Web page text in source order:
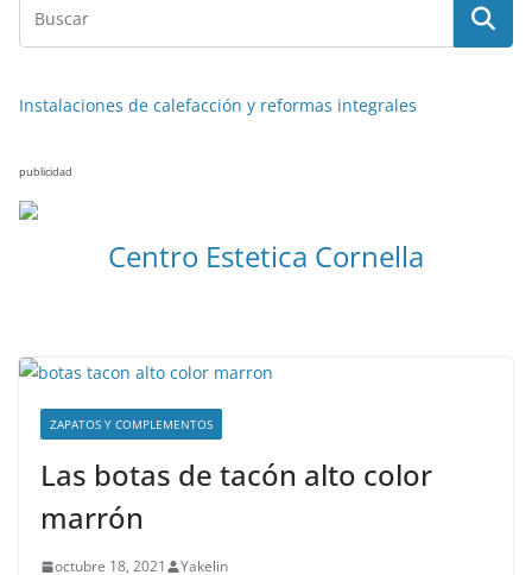
Instalaciones de calefacción y reformas integrales
publicidad
Centro Estetica Cornella
ZAPATOS Y COMPLEMENTOS
Las botas de tacón alto color
marrón
octubre 18, 2021 Yakelin